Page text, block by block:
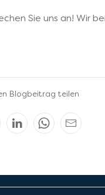
Sie uns an! Wir
Blogbeitrag teilen